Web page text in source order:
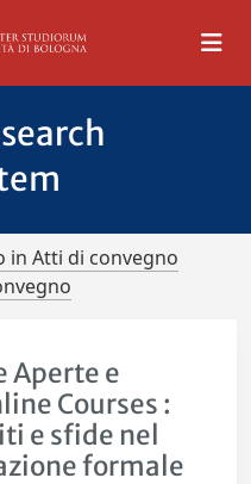
in Atti di convegno
Aperte e
Courses :
e sfide nel
formale